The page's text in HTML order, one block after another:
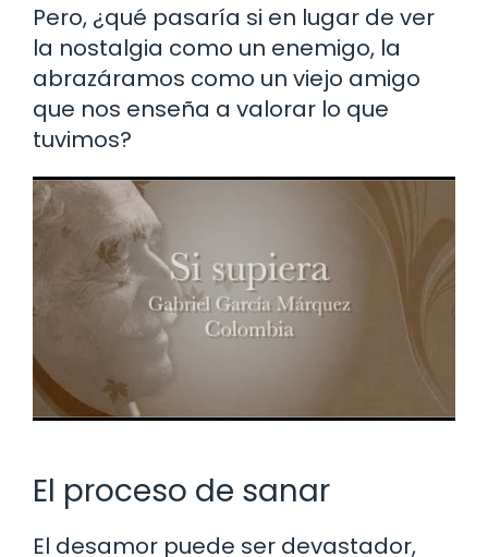
Pero, ¿qué pasaría si en lugar de ver
la nostalgia como un enemigo, la
abrazáramos como un viejo amigo
que nos enseña a valorar lo que
tuvimos?
El proceso de sanar
El desamor puede ser devastador,